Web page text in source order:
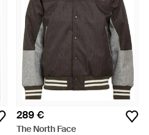
289 €
The North Face